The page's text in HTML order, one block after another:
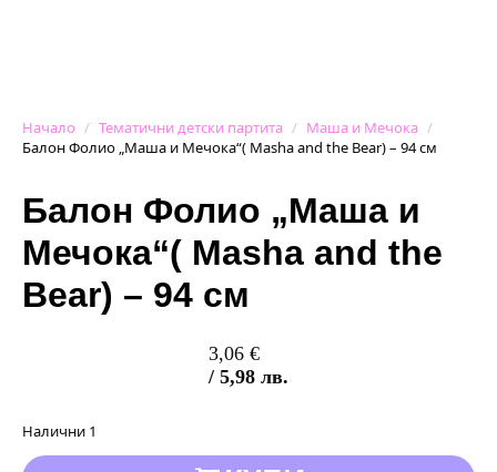
Начало Тематични детски партита
Маша и Мечока
Балон Фолио „Маша и Мечока“( Masha and the Bear) – 94 см
Балон Фолио „Маша и
Мечока“( Masha and the
Bear) – 94 см
3,06 €
/ 5,98 лв.
Налични 1